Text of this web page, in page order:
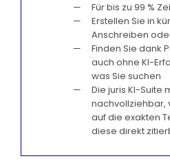
Für bis zu 99 %
Erstellen Sie in
Anschreiben
Finden Sie dank
auch ohne KI-
was Sie suchen
Die juris KI-Suite
nachvollziehbar,
auf die exakten
diese direkt